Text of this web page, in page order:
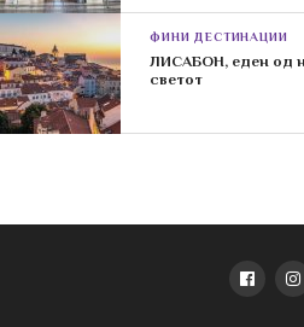
ФИНИ ДЕСТИНАЦИИ
ЛИСАБОН, еден од
светот